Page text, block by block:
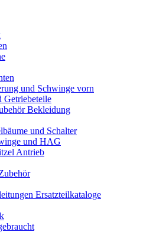
und Schwinge vorn
Getriebeteile
Bekleidung
und Schalter
und HAG
Antrieb
Ersatzteilkataloge